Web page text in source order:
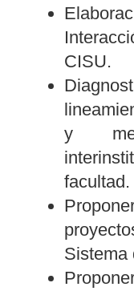
CISU.
y
facultad.
Sistema